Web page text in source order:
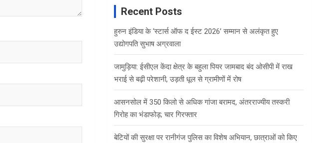
Recent Posts
हुरुन इंडिया के ‘स्टार्स ऑफ द ईस्ट 2026’ सम्मान से अलंकृत हुए
उद्योगपति सुभाष अग्रवाला
जामुड़िया: ईसीएल केंदा क्षेत्र के बहुला पियर जामबाद बंद ओसीपी में राख
भराई से बढ़ी परेशानी, उड़ती धूल से ग्रामीणों में रोष
आसनसोल में 350 किलो से अधिक गांजा बरामद, अंतरराज्यीय तस्करी
गिरोह का भंडाफोड़; चार गिरफ्तार
बेटियों की सुरक्षा पर रानीगंज पुलिस का विशेष अभियान, छात्राओं को किए